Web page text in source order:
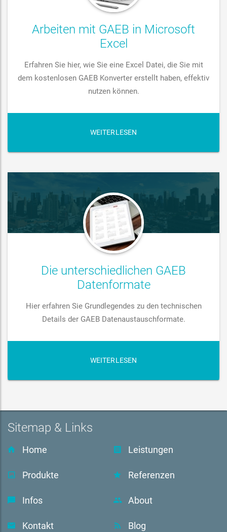
Arbeiten mit GAEB in Microsoft
Excel
Erfahren Sie hier, wie Sie eine Excel Datei, die Sie mit
dem kostenlosen GAEB Konverter erstellt haben, effektiv
nutzen können.
WEITERLESEN
Die unterschiedlichen GAEB
Datenformate
Hier erfahren Sie Grundlegendes zu den technischen
Details der GAEB Datenaustauschformate.
WEITERLESEN
Sitemap & Links
Home Leistungen
Produkte Referenzen
Infos About
Kontakt Blog